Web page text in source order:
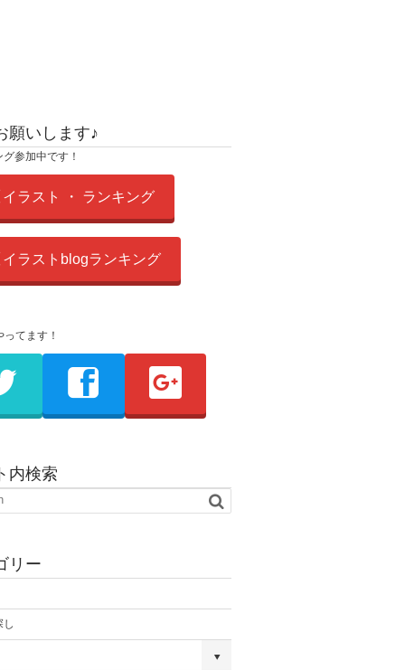
願いします♪
参加中です！
イラスト ・ ランキング
イラストblogランキング
てます！
内検索
リー
し